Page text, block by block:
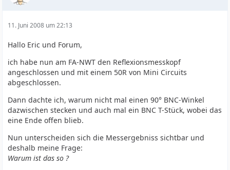
11. Juni 2008 um 22:13
Hallo Eric und Forum,
ich habe nun am FA-NWT den Reflexionsmesskopf
angeschlossen und mit einem 50R von Mini Circuits
abgeschlossen.
Dann dachte ich, warum nicht mal einen 90° BNC-Winkel
dazwischen stecken und auch mal ein BNC T-Stück, wobei das
eine Ende offen blieb.
Nun unterscheiden sich die Messergebniss sichtbar und
deshalb meine Frage:
Warum ist das so ?